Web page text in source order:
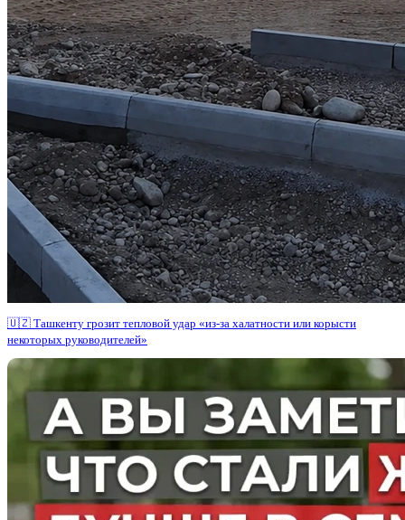
🇺🇿 Ташкенту грозит тепловой удар «из-за халатности или корысти
некоторых руководителей»